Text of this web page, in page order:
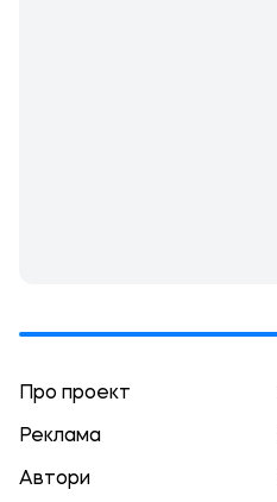
Про проект
Реклама
Автори